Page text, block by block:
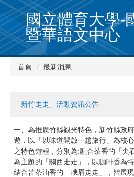
跳
到
主
要
內
國立體育大學-
暨華語文中心
首頁 最新消息
「新竹走走」活動資訊公告
一、為推廣竹縣觀光特色，新竹縣政
遊，以「以味道開啟一趟旅行」為核
之特色遊程，分別為:融合茶香的「尖
為主題的「關西走走」，以咖啡香為
結合苦茶油香的「峨眉走走」，皆展